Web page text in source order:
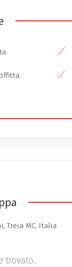
Treia MC, Italia
trovato.